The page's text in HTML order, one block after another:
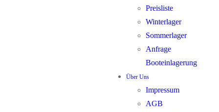
Preisliste
Winterlager
Sommerlager
Anfrage
Booteinlagerung
Über Uns
Impressum
AGB